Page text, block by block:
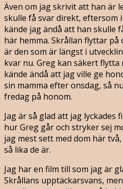
Även om jag skrivit att han är
skulle få svar direkt, eftersom
kände jag ändå att han skulle
här hemma. Skrållan flyttar
är den som är längst i
kvar nu. Greg kan säkert
kände ändå att jag ville ge
sin mamma efter onsdag, så
fredag på honom.
Jag är så glad att jag lyckades
hur Greg går och stryker sej
jag mest sett med dom här
så lika de är.
Jag har en film till som jag är
Skrållans upptäckarsvans,